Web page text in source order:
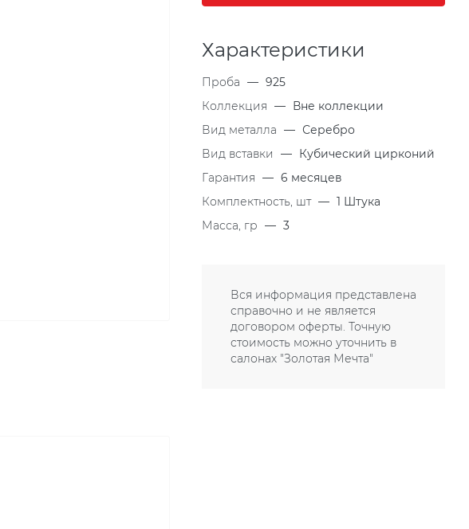
Характеристики
Проба — 925
Коллекция — Вне коллекции
Вид металла — Серебро
Вид вставки
— Кубический цирконий
Гарантия — 6 месяцев
Комплектность, шт — 1 Штука
Масса, гр — 3
Вся информация представлена
справочно и не является
договором оферты. Точную
стоимость можно уточнить в
салонах "Золотая Мечта"